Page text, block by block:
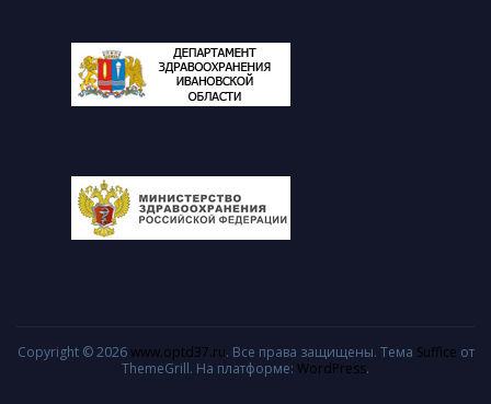
Copyright © 2026www.optd37.ru. Все права защищены. Тема Suffice от
ThemeGrill. На платформе: WordPress.